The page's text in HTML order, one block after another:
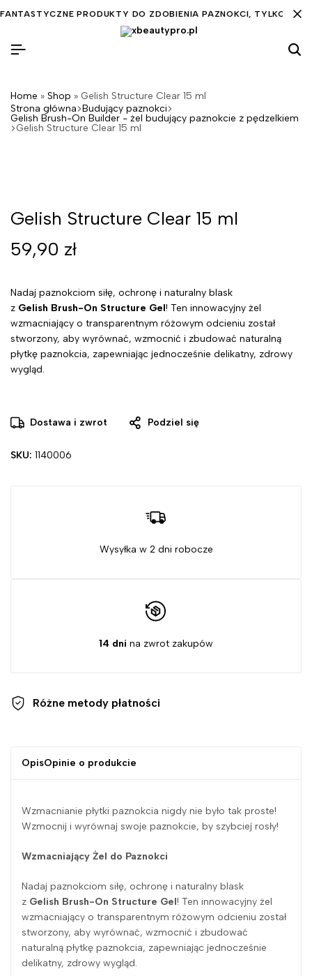
FANTASTYCZNE PRODUKTY DO ZDOBIENIA PAZNOKCI, TYLKO DLA
Home » Shop » Gelish Structure Clear 15 ml
Strona główna Budujący paznokci
Gelish Brush-On Builder - żel budujący paznokcie z pędzelkiem
Gelish Structure Clear 15 ml
Gelish Structure Clear 15 ml
59,90 zł
Nadaj paznokciom siłę, ochronę i naturalny blask
z Gelish Brush-On Structure Gel! Ten innowacyjny żel
wzmacniający o transparentnym różowym odcieniu został
stworzony, aby wyrównać, wzmocnić i zbudować naturalną
płytkę paznokcia, zapewniając jednocześnie delikatny, zdrowy
wygląd.
Dostawa i zwrot Podziel się
SKU: 1140006
Wysyłka w 2 dni robocze
14 dni na zwrot zakupów
Różne metody płatności
OpisOpinie o produkcie
Wzmacnianie płytki paznokcia nigdy nie było tak proste!
Wzmocnij i wyrównaj swoje paznokcie, by szybciej rosły!
Wzmacniający Żel do Paznokci
Nadaj paznokciom siłę, ochronę i naturalny blask
z Gelish Brush-On Structure Gel! Ten innowacyjny żel
wzmacniający o transparentnym różowym odcieniu został
stworzony, aby wyrównać, wzmocnić i zbudować
naturalną płytkę paznokcia, zapewniając jednocześnie
delikatny, zdrowy wygląd.